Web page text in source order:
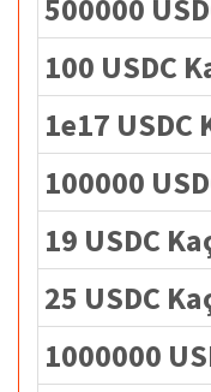
500000
100 USDC
1e17 USDC
100000
19 USDC
25 USDC
1000000